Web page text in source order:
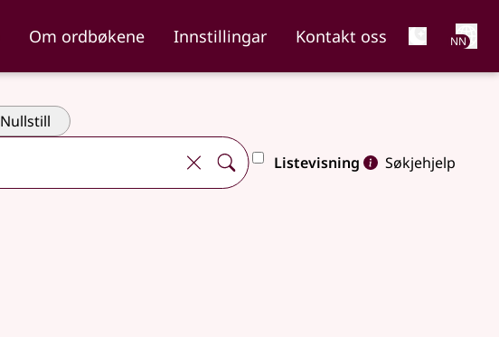
Om ordbøkene Innstillingar Kontakt oss NN
Nullstill
Listevisning Søkjehjelp